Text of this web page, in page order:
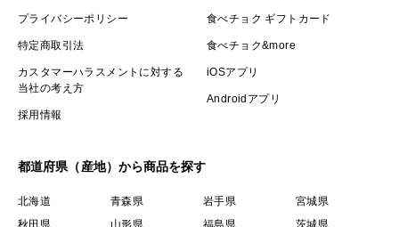
プライバシーポリシー
特定商取引法
カスタマーハラスメントに対する
当社の考え方
採用情報
食べチョク ギフトカード
食べチョク&more
iOSアプリ
Androidアプリ
都道府県（産地）から商品を探す
北海道 青森県 岩手県
宮城県
秋田県
山形県 福島県
茨城県